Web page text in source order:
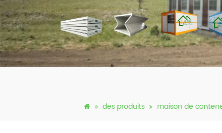
des produits maison de